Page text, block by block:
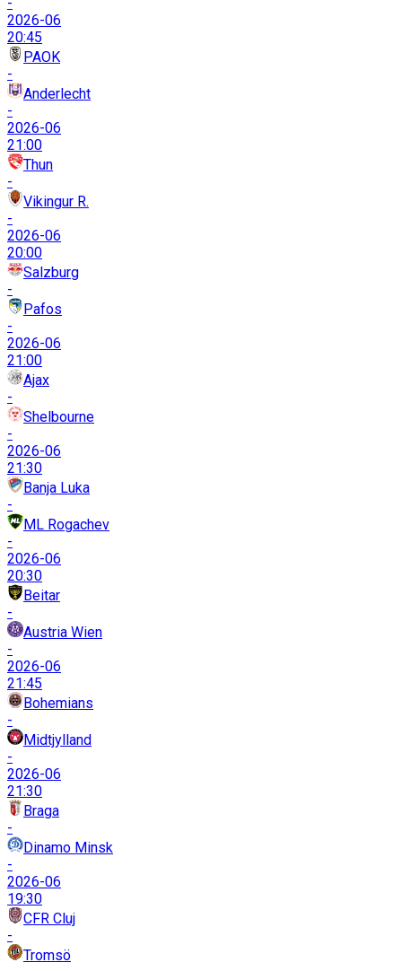
2026-06
20:45
PAOK
-
Anderlecht
-
2026-06
21:00
Thun
-
Vikingur R.
-
2026-06
20:00
Salzburg
-
Pafos
-
2026-06
21:00
Ajax
-
Shelbourne
-
2026-06
21:30
Banja Luka
-
ML Rogachev
-
2026-06
20:30
Beitar
-
Austria Wien
-
2026-06
21:45
Bohemians
-
Midtjylland
-
2026-06
21:30
Braga
-
Dinamo Minsk
-
2026-06
19:30
CFR Cluj
-
Tromsö